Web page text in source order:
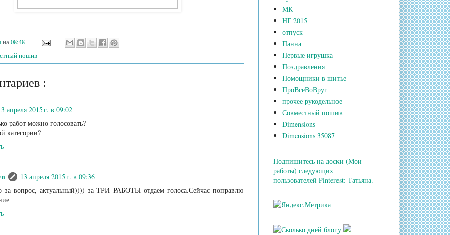
на08:48
пошив
:
апреля 2015 г. в 09:02
работ можно голосовать?
категории?
13 апреля 2015 г. в 09:36
за вопрос, актуальный)))) за ТРИ РАБОТЫ отдаем голоса.Сейчас поправлю
МК
НГ 2015
отпуск
Панна
Первые игрушка
Поздравления
Помощники в шитье
ПроВсеВоВруг
прочее рукодельное
Совместный пошив
Dimensions
Dimensions 35087
Подпишитесь на доски (Мои
работы) следующих
пользователей Pinterest: Татьяна.